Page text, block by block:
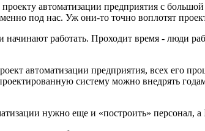
автоматизации предприятия с
под нас. Уж они-то точно воплотят
работать. Проходит время - люди
автоматизации предприятия, всех его
систему можно внедрять
нужно еще и «построить» персонал,